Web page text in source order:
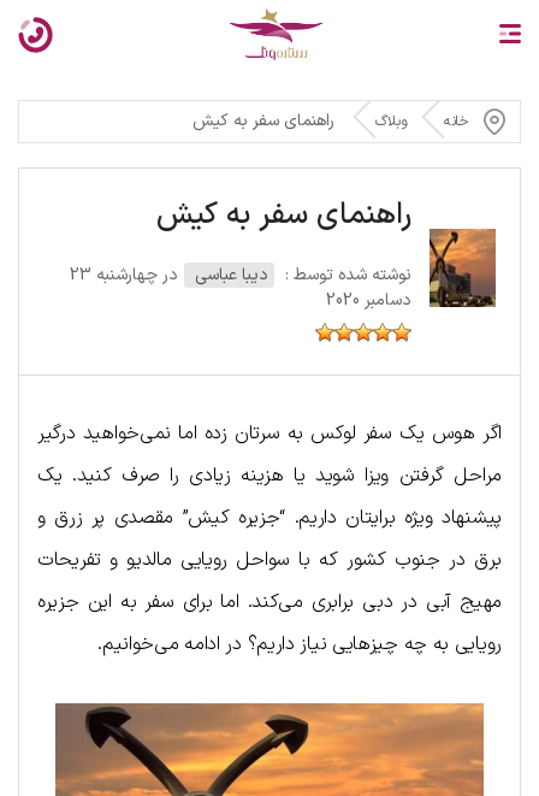
خانه وبلاگ راهنمای سفر به کیش
راهنمای سفر به کیش
نوشته شده توسط : دیبا عباسی
در چهارشنبه 23
دسامبر 2020
اگر هوس یک سفر لوکس به سرتان زده اما نمی‌خواهید درگیر
مراحل گرفتن ویزا شوید یا هزینه زیادی را صرف کنید. یک
پیشنهاد ویژه برایتان داریم. “جزیره کیش” مقصدی پر زرق و
برق در جنوب کشور که با سواحل رویایی مالدیو و تفریحات
مهیج آبی در دبی برابری می‌کند. اما برای سفر به این جزیره
رویایی به چه چیزهایی نیاز داریم؟ در ادامه می‌خوانیم.